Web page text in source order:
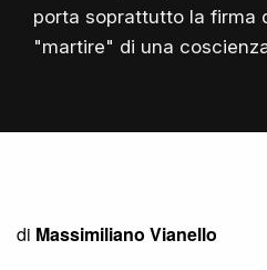
porta soprattutto la firma
"martire" di una
di Massimiliano Vianello